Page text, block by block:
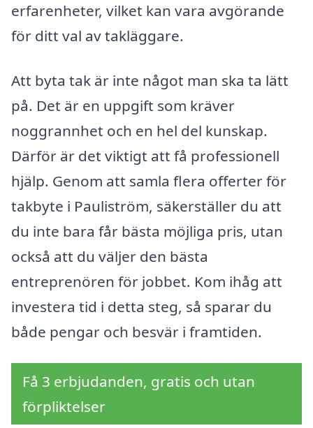
erfarenheter, vilket kan vara avgörande
för ditt val av takläggare.
Att byta tak är inte något man ska ta lätt
på. Det är en uppgift som kräver
noggrannhet och en hel del kunskap.
Därför är det viktigt att få professionell
hjälp. Genom att samla flera offerter för
takbyte i Pauliström, säkerställer du att
du inte bara får bästa möjliga pris, utan
också att du väljer den bästa
entreprenören för jobbet. Kom ihåg att
investera tid i detta steg, så sparar du
både pengar och besvär i framtiden.
Få 3 erbjudanden, gratis och utan
förpliktelser